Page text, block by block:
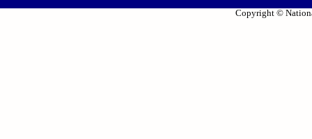
Copyright ©